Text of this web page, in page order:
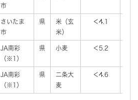
市
さいたま
市
県
米（玄
米）
＜4.1
JA南彩
（※1）
県 小麦 ＜5.2
JA南彩
（※1）
県
二条大
麦
＜4.6